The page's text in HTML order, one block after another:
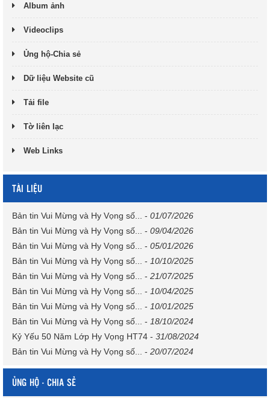
Album ảnh
Videoclips
Ủng hộ-Chia sẻ
Dữ liệu Website cũ
Tải file
Tờ liên lạc
Web Links
TÀI LIỆU
Bản tin Vui Mừng và Hy Vọng số... - 01/07/2026
Bản tin Vui Mừng và Hy Vọng số...
- 09/04/2026
Bản tin Vui Mừng và Hy Vọng số...
- 05/01/2026
Bản tin Vui Mừng và Hy Vọng số...
- 10/10/2025
Bản tin Vui Mừng và Hy Vọng số...
- 21/07/2025
Bản tin Vui Mừng và Hy Vọng số...
- 10/04/2025
Bản tin Vui Mừng và Hy Vọng số...
- 10/01/2025
Bản tin Vui Mừng và Hy Vọng số...
- 18/10/2024
Kỷ Yếu 50 Năm Lớp Hy Vọng HT74 - 31/08/2024
Bản tin Vui Mừng và Hy Vọng số...
- 20/07/2024
ỦNG HỘ - CHIA SẺ